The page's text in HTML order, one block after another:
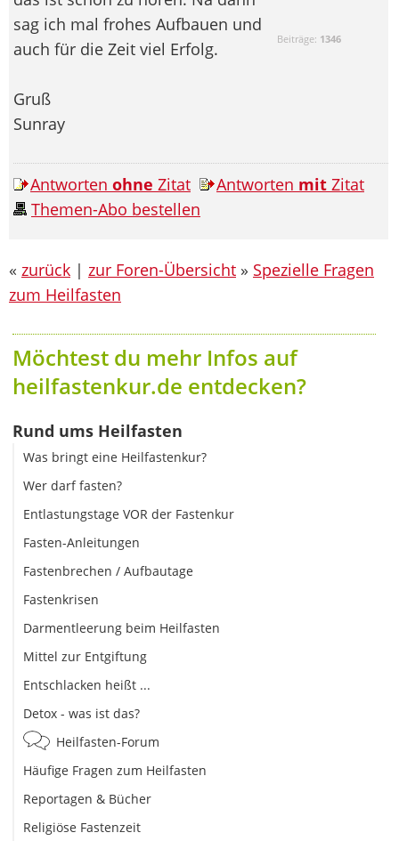
Beiträge: 1346
sag ich mal frohes Aufbauen und
auch für die Zeit viel Erfolg.
Gruß
Sunray
Antworten ohne Zitat Antworten mit Zitat
Themen-Abo bestellen
« zurück | zur Foren-Übersicht » Spezielle Fragen
zum Heilfasten
Möchtest du mehr Infos auf
heilfastenkur.de entdecken?
Rund ums Heilfasten
Was bringt eine Heilfastenkur?
Wer darf fasten?
Entlastungstage VOR der Fastenkur
Fasten-Anleitungen
Fastenbrechen / Aufbautage
Fastenkrisen
Darmentleerung beim Heilfasten
Mittel zur Entgiftung
Entschlacken heißt ...
Detox - was ist das?
Heilfasten-Forum
Häufige Fragen zum Heilfasten
Reportagen & Bücher
Religiöse Fastenzeit